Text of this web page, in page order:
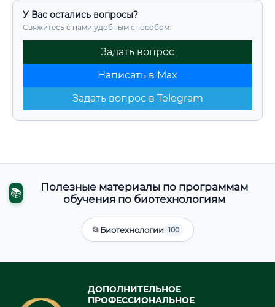
У Вас остались вопросы?
Свяжитесь с нами удобным способом:
Задать вопрос
Написать в Max
Задать вопрос в Telegram
📚
Полезные материалы по программам
обучения по биотехнологиям
📂Биотехнологии 100
ДОПОЛНИТЕЛЬНОЕ
ПРОФЕССИОНАЛЬНОЕ